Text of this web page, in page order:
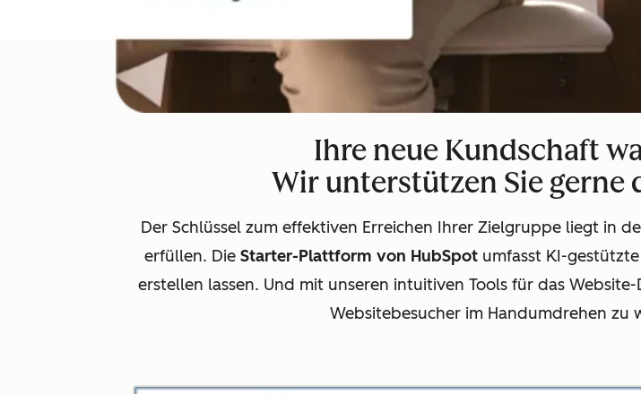
Ihre neue Kundschaft
Wir unterstützen Sie gerne
Der Schlüssel zum effektiven Erreichen Ihrer Zielgruppe liegt in
erfüllen. Die Starter-Plattform von HubSpot umfasst KI-
erstellen lassen. Und mit unseren intuitiven Tools für das
Websitebesucher im Handumdrehen zu